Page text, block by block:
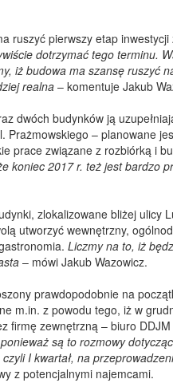
ruszyć pierwszy etap
dotrzymać tego terminu.
iż budowa ma szansę ruszyć
realna – komentuje Jakub
dwóch budynków ją
– planowane
prace związane z rozbiórką i
koniec 2017 r. też jest bardzo
zlokalizowane bliżej ulicy
utworzyć wewnętrzny,
Liczmy na to, iż
– mówi Jakub Wazowicz.
prawdopodobnie na
m.in. z powodu tego, iż w
firmę zewnętrzną – biuro
są to rozmowy
I kwartał, na
z potencjalnymi najemcami.